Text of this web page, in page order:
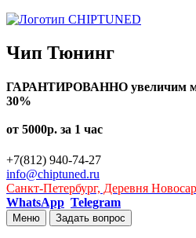
Чип Тюнинг
ГАРАНТИРОВАННО увеличим
30%
от 5000р. за 1 час
+7(812) 940-74-27
info@chiptuned.ru
Санкт-Петербург, Деревня
WhatsApp Telegram
Меню Задать вопрос